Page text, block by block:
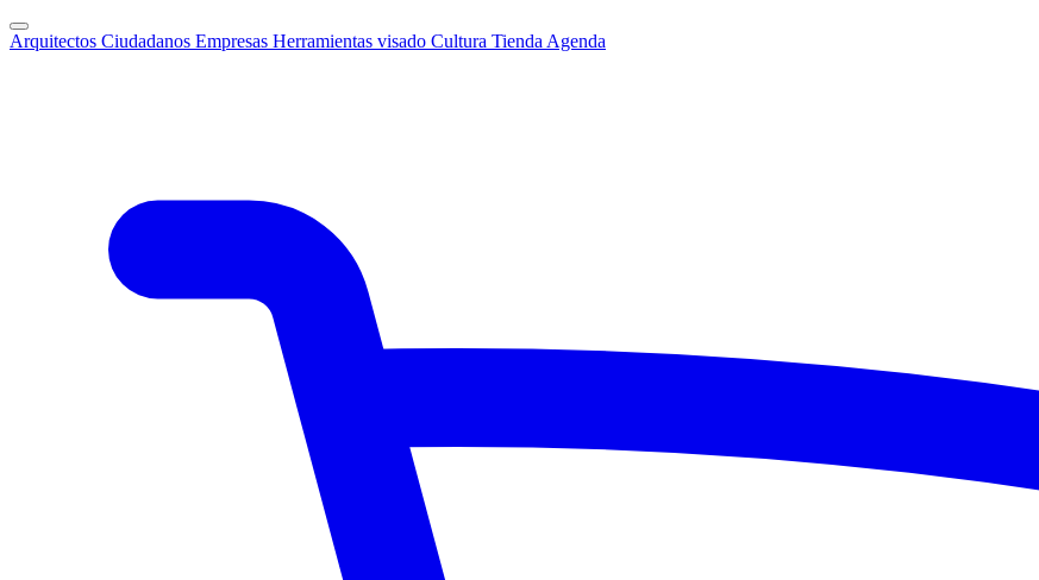
Arquitectos Ciudadanos Empresas Herramientas visado Cultura Tienda Agenda